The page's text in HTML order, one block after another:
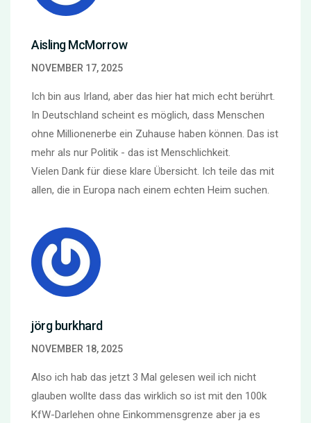
Aisling McMorrow
NOVEMBER 17, 2025
Ich bin aus Irland, aber das hier hat mich echt berührt.
In Deutschland scheint es möglich, dass Menschen
ohne Millionenerbe ein Zuhause haben können. Das ist
mehr als nur Politik - das ist Menschlichkeit.
Vielen Dank für diese klare Übersicht. Ich teile das mit
allen, die in Europa nach einem echten Heim suchen.
jörg burkhard
NOVEMBER 18, 2025
Also ich hab das jetzt 3 Mal gelesen weil ich nicht
glauben wollte dass das wirklich so ist mit den 100k
KfW-Darlehen ohne Einkommensgrenze aber ja es